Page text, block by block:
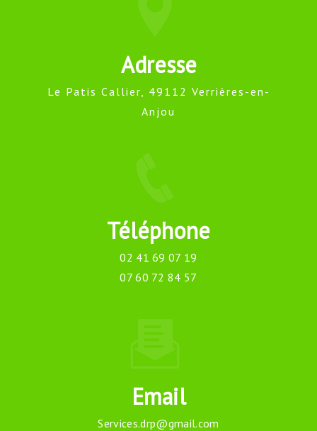
Adresse
Le Patis Callier, 49112 Verrières-en-
Anjou
Téléphone
02 41 69 07 19
07 60 72 84 57
Email
services.drp@gmail.com